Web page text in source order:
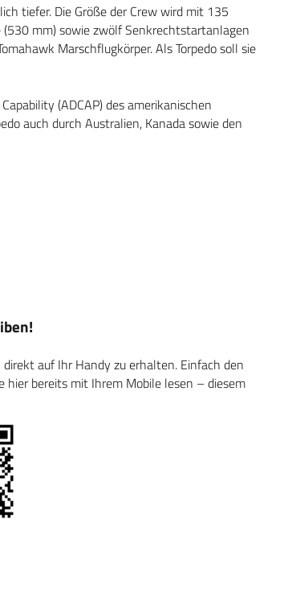
tiefer. Die Größe der Crew wird mit 135
mm) sowie zwölf Senkrechtstartanlagen
Marschflugkörper. Als Torpedo soll sie
(ADCAP) des amerikanischen
auch durch Australien, Kanada sowie den
auf Ihr Handy zu erhalten. Einfach den
hier bereits mit Ihrem Mobile lesen – diesem